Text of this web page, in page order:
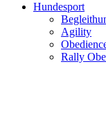
Hundesport
Agility
Rally